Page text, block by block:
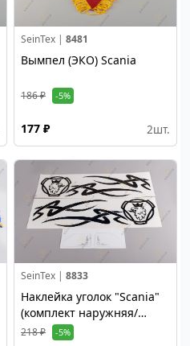
SeinTex | 8481
Вымпел (ЭКО) Scania
186 ₽ -5%
177 ₽ 2шт.
SeinTex | 8833
Наклейка уголок "Scania"
(комплект наружняя/
внутренняя) черная
218 ₽ -5%